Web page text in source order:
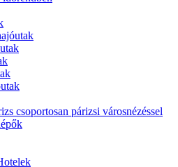
csoportosan párizsi városnézéssel